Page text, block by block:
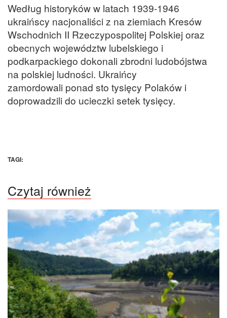
Według historyków w latach 1939-1946
ukraińscy nacjonaliści z na ziemiach Kresów
Wschodnich II Rzeczypospolitej Polskiej oraz
obecnych województw lubelskiego i
podkarpackiego dokonali zbrodni ludobójstwa
na polskiej ludności. Ukraińcy
zamordowali ponad sto tysięcy Polaków i
doprowadzili do ucieczki setek tysięcy.
TAGI:
Czytaj również